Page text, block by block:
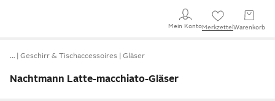
Mein KontoMerkzettel Warenkorb
… Geschirr & Tischaccessoires Gläser
Nachtmann Latte-macchiato-Gläser